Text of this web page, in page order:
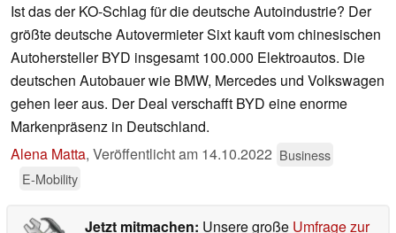
Ist das der KO-Schlag für die deutsche Autoindustrie? Der
größte deutsche Autovermieter Sixt kauft vom chinesischen
Autohersteller BYD insgesamt 100.000 Elektroautos. Die
deutschen Autobauer wie BMW, Mercedes und Volkswagen
gehen leer aus. Der Deal verschafft BYD eine enorme
Markenpräsenz in Deutschland.
Alena Matta, Veröffentlicht am 14.10.2022 Business
E-Mobility
Jetzt mitmachen: Unsere große Umfrage zur